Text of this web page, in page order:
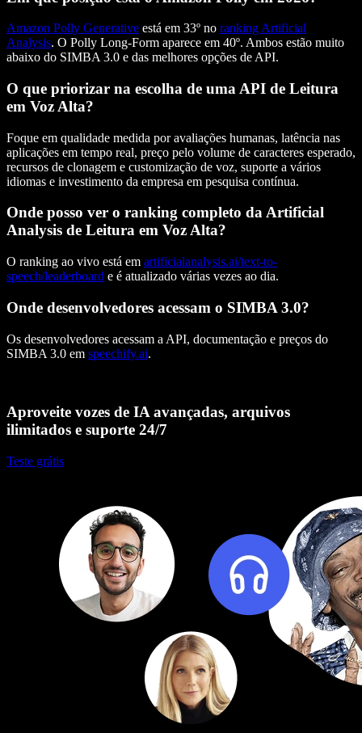
Amazon Polly Generative está em 33º no ranking Artificial
Analysis. O Polly Long-Form aparece em 40º. Ambos estão muito
abaixo do SIMBA 3.0 e das melhores opções de API.
O que priorizar na escolha de uma API de Leitura
em Voz Alta?
Foque em qualidade medida por avaliações humanas, latência nas
aplicações em tempo real, preço pelo volume de caracteres esperado,
recursos de clonagem e customização de voz, suporte a vários
idiomas e investimento da empresa em pesquisa contínua.
Onde posso ver o ranking completo da Artificial
Analysis de Leitura em Voz Alta?
O ranking ao vivo está em artificialanalysis.ai/text-to-
speech/leaderboard e é atualizado várias vezes ao dia.
Onde desenvolvedores acessam o SIMBA 3.0?
Os desenvolvedores acessam a API, documentação e preços do
SIMBA 3.0 em speechify.ai.
Aproveite vozes de IA avançadas, arquivos
ilimitados e suporte 24/7
Teste grátis